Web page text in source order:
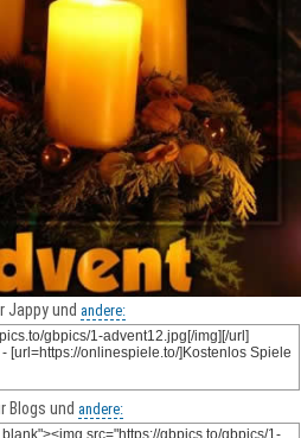
Jappy und andere:
Blogs und andere: